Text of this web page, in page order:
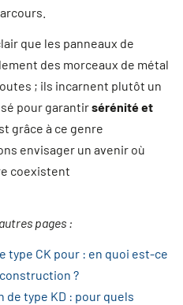
que les panneaux de
des morceaux de métal
; ils incarnent plutôt un
pour garantirsérénité et
grâce à ce genre
envisager un avenir où
coexistent
pages :
type CK pour : en quoi est-ce
?
de type KD : pour quels